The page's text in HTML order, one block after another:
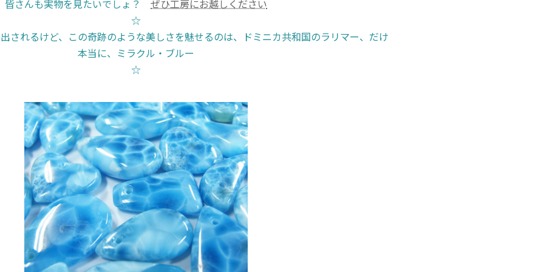
皆さんも実物を見たいでしょ？ ぜひ工房にお越しください
☆
されるけど、この奇跡のような美しさを魅せるのは、ドミニカ共和国のラリマー、だけ
本当に、ミラクル・ブルー
☆